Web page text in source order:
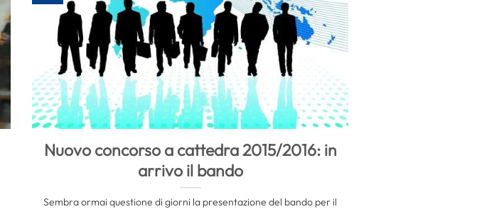
Nuovo concorso a cattedra 2015/2016: in
arrivo il bando
Sembra ormai questione di giorni la presentazione del bando per il